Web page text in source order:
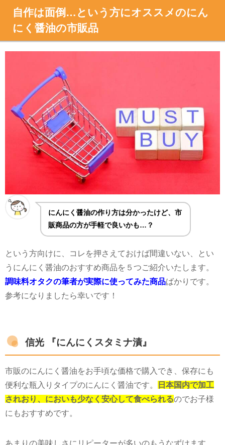
自作は面倒…という方にオススメのにん
にく醤油の市販品
にんにく醤油の作り方は分かったけど、市
販商品の方が手軽で良いかも…？
という方向けに、コレを押さえておけば間違いない、とい
うにんにく醤油のおすすめ商品を５つご紹介いたします。
調味料オタクの筆者が実際に使ってみた商品ばかりです。
参考になりましたら幸いです！
信光 『にんにくスタミナ漬』
市販のにんにく醤油をお手頃な価格で購入でき、保存にも
便利な瓶入りタイプのにんにく醤油です。
日本国内で加工
されおり、においも少なく安心して食べられるのでお子様
にもおすすめです。
あまりの美味しさにリピーターが多いのもうなずけます。